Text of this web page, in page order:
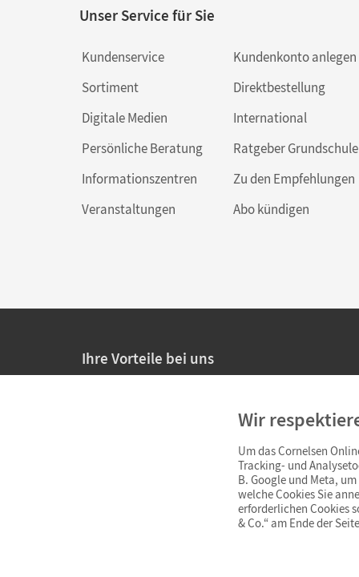
Unser Service für Sie
Kundenservice
Sortiment
Digitale Medien
Persönliche Beratung
Informationszentren
Veranstaltungen
Kundenkonto anlegen
Direktbestellung
International
Ratgeber Grundschule
Zu den Empfehlungen
Abo kündigen
Ihre Vorteile bei uns
Persönliche Angebote für Lehrkräfte
Sicheres Einkaufen mit SSL-Verschlüsselung
Widerrufsfristvon 4 Wochen
Schnelle und einfache Retourenabwicklung
Wir
Um das Cornelsen
Tracking- und
B. Google und Meta,
welche Cookies Sie
erforderlichen Cookies
& Co.“ am Ende der